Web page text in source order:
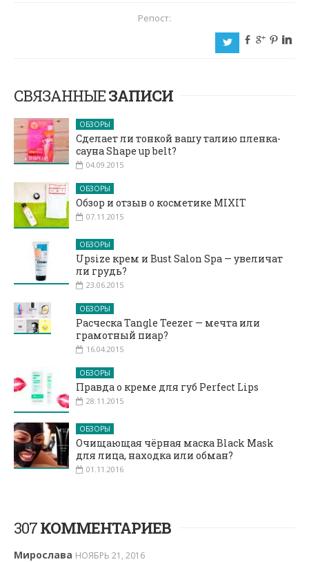
Репост:
a b c d j
СВЯЗАННЫЕЗАПИСИ
ОБЗОРЫ
Сделает ли тонкой вашу талию пленка-
сауна Shape up belt?
04.09.2015
ОБЗОРЫ
Обзор и отзыв о косметике MIXIT
07.11.2015
ОБЗОРЫ
Upsize крем и Bust Salon Spa — увеличат
ли грудь?
23.06.2015
ОБЗОРЫ
Расческа Tangle Teezer — мечта или
грамотный пиар?
16.04.2015
ОБЗОРЫ
Правда о креме для губ Perfect Lips
28.11.2015
ОБЗОРЫ
Очищающая чёрная маска Black Mask
для лица, находка или обман?
01.11.2016
307КОММЕНТАРИЕВ
Мирослава НОЯБРЬ 21, 2016